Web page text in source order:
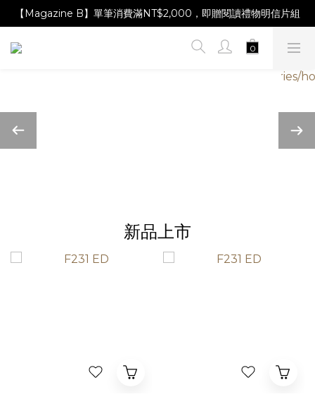
【Magazine B】單筆消費滿NT$2,000，即贈閱讀禮物明信片組
【Magazine B】單筆消費滿NT$2,000，即贈閱讀禮物明信片組
【林青那 carta 畫作】線上獨家開售，凡購買即贈限量紀念海報
新品上市